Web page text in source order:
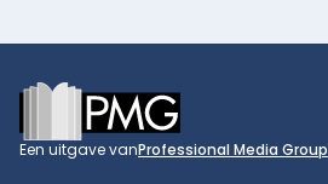
Footer
Een uitgave vanProfessional Media Group